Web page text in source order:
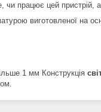
чи працює цей пристрій,
виготовленої на
1 мм Конструкція